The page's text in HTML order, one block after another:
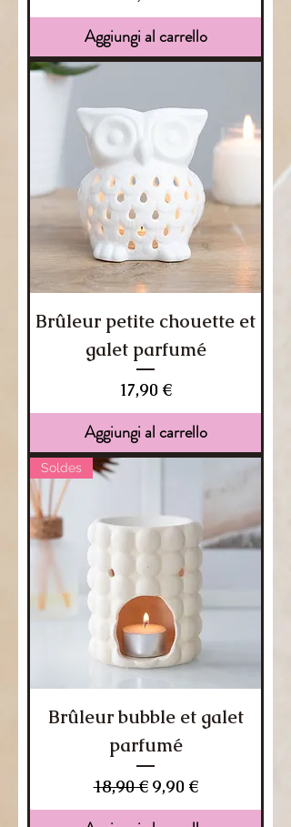
Aggiungi al carrello
Brûleur petite chouette et
galet parfumé
Prezzo
17,90 €
Aggiungi al carrello
Soldes
Brûleur bubble et galet
parfumé
Prezzo regolare
18,90 € Prezzo scontato
9,90 €